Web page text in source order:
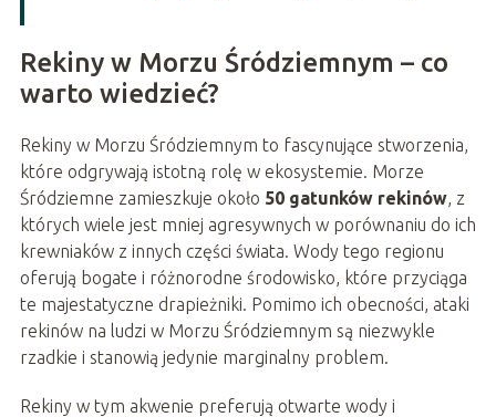
Rekiny w Morzu Śródziemnym – co
warto wiedzieć?
Rekiny w Morzu Śródziemnym to fascynujące stworzenia,
które odgrywają istotną rolę w ekosystemie. Morze
Śródziemne zamieszkuje około 50 gatunków rekinów, z
których wiele jest mniej agresywnych w porównaniu do ich
krewniaków z innych części świata. Wody tego regionu
oferują bogate i różnorodne środowisko, które przyciąga
te majestatyczne drapieżniki. Pomimo ich obecności, ataki
rekinów na ludzi w Morzu Śródziemnym są niezwykle
rzadkie i stanowią jedynie marginalny problem.
Rekiny w tym akwenie preferują otwarte wody i